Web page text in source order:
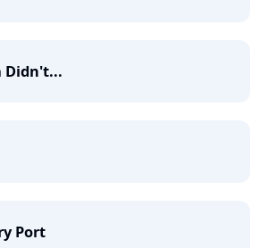
Didn't...
Port